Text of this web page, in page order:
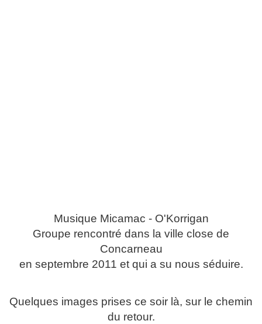
Musique Micamac - O'Korrigan
Groupe rencontré dans la ville close de
Concarneau
en septembre 2011 et qui a su nous séduire.
Quelques images prises ce soir là, sur le chemin
du retour.